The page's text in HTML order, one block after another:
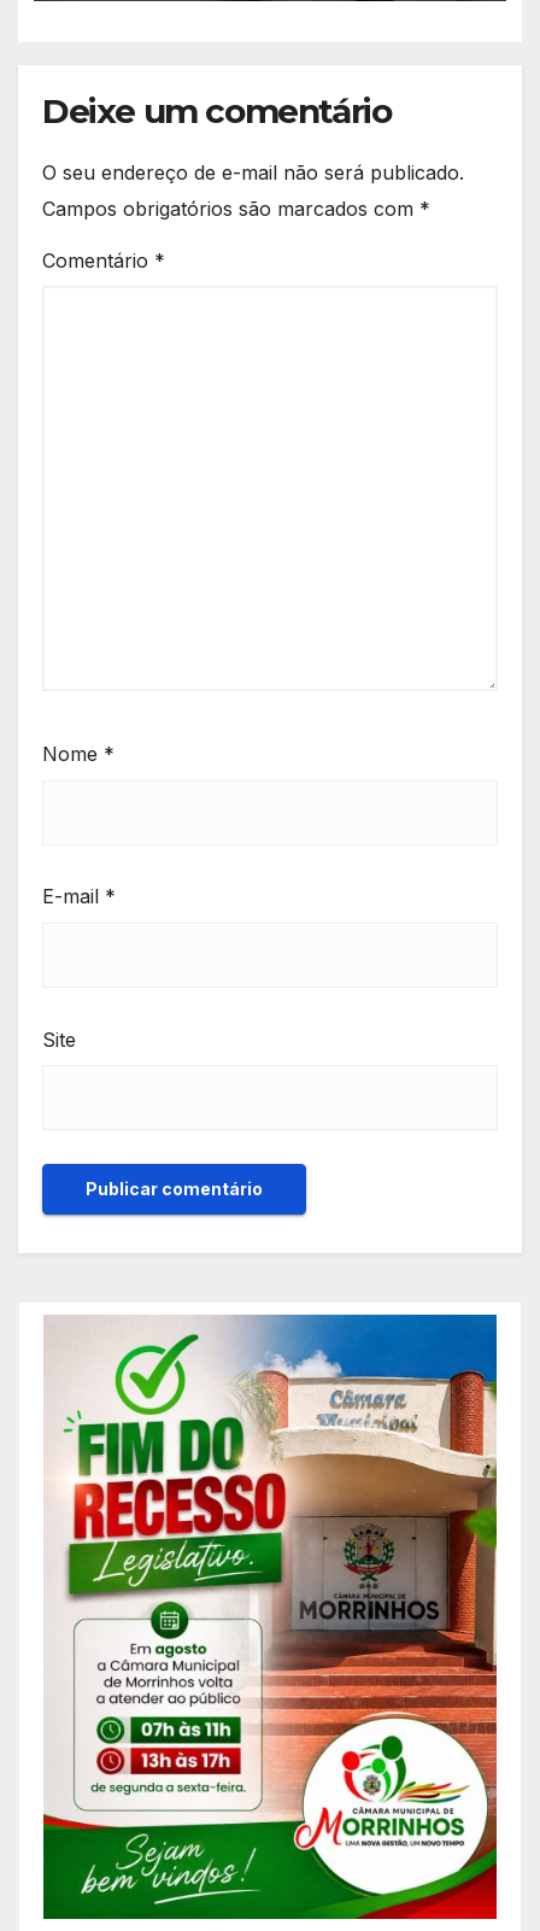
Deixe um comentário
O seu endereço de e-mail não será publicado.
Campos obrigatórios são marcados com *
Comentário *
Nome *
E-mail *
Site